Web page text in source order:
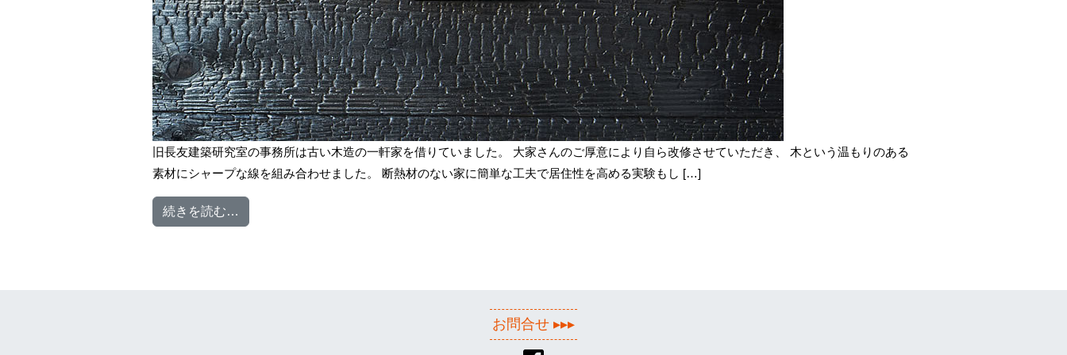
旧長友建築研究室の事務所は古い木造の一軒家を借りていました。 大家さんのご厚意により自ら改修させていただき、 木という温もりのある
素材にシャープな線を組み合わせました。 断熱材のない家に簡単な工夫で居住性を高める実験もし […]
続きを読む…
お問合せ ▸▸▸